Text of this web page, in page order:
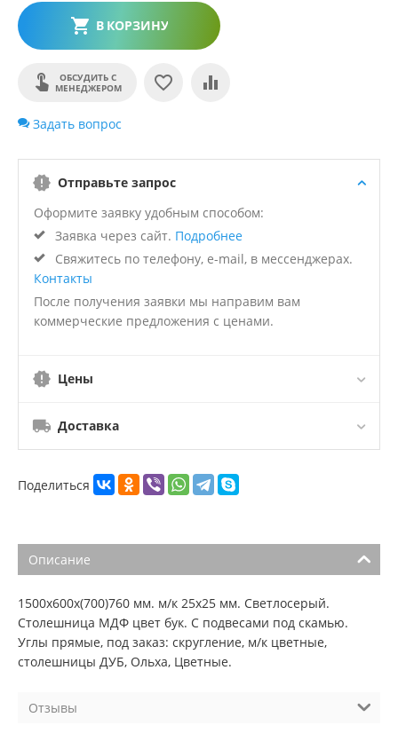
В КОРЗИНУ
ОБСУДИТЬ С
МЕНЕДЖЕРОМ
Задать вопрос
Отправьте запрос
Оформите заявку удобным способом:
Заявка через сайт. Подробнее
Свяжитесь по телефону, e-mail, в мессенджерах.
Контакты
После получения заявки мы направим вам
коммерческие предложения с ценами.
Цены
Доставка
Поделиться
Описание
1500х600х(700)760 мм. м/к 25х25 мм. Светлосерый.
Столешница МДФ цвет бук. С подвесами под скамью.
Углы прямые, под заказ: скругление, м/к цветные,
столешницы ДУБ, Ольха, Цветные.
Отзывы